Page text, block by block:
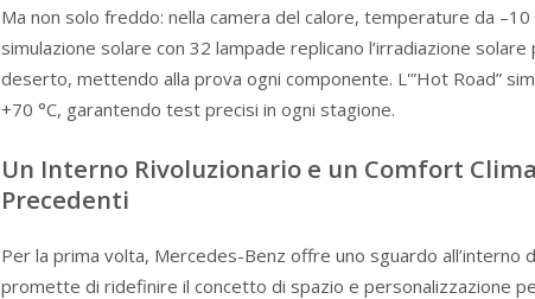
Ma non solo freddo: nella camera del calore, temperature da –10
simulazione solare con 32 lampade replicano l’irradiazione
deserto, mettendo alla prova ogni componente. L'”Hot Road”
+70 °C, garantendo test precisi in ogni stagione.
Un Interno Rivoluzionario e un Comfort
Precedenti
Per la prima volta, Mercedes-Benz offre uno sguardo all’interno
promette di ridefinire il concetto di spazio e personalizzazione